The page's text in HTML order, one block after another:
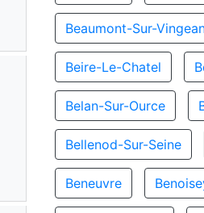
Beaumont-Sur-
Beire-Le-Chatel
Belan-Sur-Ource
Bellenod-Sur-Seine
Beneuvre